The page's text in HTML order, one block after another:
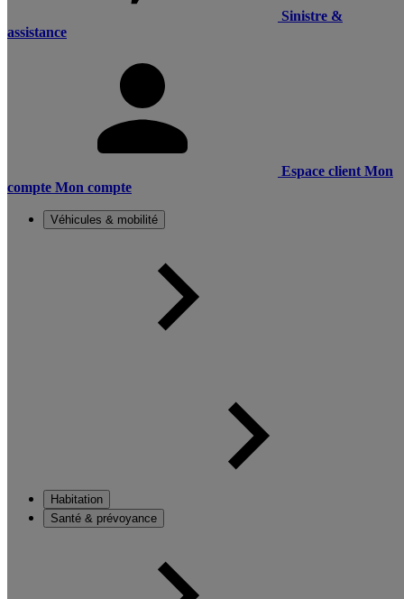
Sinistre &
assistance
Espace client Mon
compte Mon compte
Véhicules & mobilité
Habitation
Santé & prévoyance